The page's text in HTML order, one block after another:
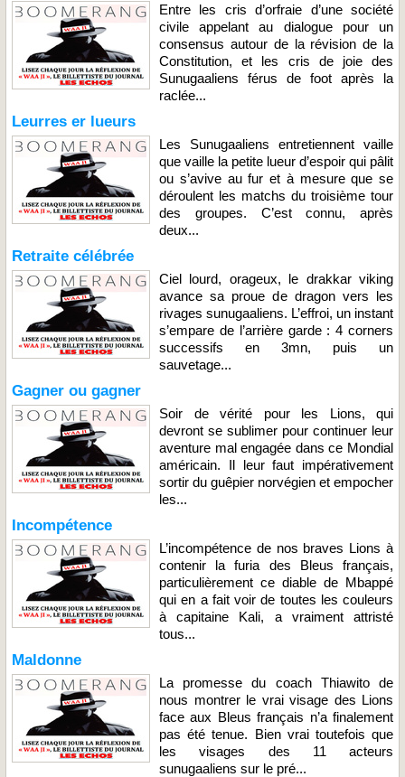
Entre les cris d’orfraie d’une société
civile appelant au dialogue pour un
consensus autour de la révision de la
Constitution, et les cris de joie des
Sunugaaliens férus de foot après la
raclée...
Leurres er lueurs
Les Sunugaaliens entretiennent vaille
que vaille la petite lueur d’espoir qui pâlit
ou s’avive au fur et à mesure que se
déroulent les matchs du troisième tour
des groupes. C’est connu, après
deux...
Retraite célébrée
Ciel lourd, orageux, le drakkar viking
avance sa proue de dragon vers les
rivages sunugaaliens. L’effroi, un instant
s’empare de l’arrière garde : 4 corners
successifs en 3mn, puis un
sauvetage...
Gagner ou gagner
Soir de vérité pour les Lions, qui
devront se sublimer pour continuer leur
aventure mal engagée dans ce Mondial
américain. Il leur faut impérativement
sortir du guêpier norvégien et empocher
les...
Incompétence
L’incompétence de nos braves Lions à
contenir la furia des Bleus français,
particulièrement ce diable de Mbappé
qui en a fait voir de toutes les couleurs
à capitaine Kali, a vraiment attristé
tous...
Maldonne
La promesse du coach Thiawito de
nous montrer le vrai visage des Lions
face aux Bleus français n’a finalement
pas été tenue. Bien vrai toutefois que
les visages des 11 acteurs
sunugaaliens sur le pré...